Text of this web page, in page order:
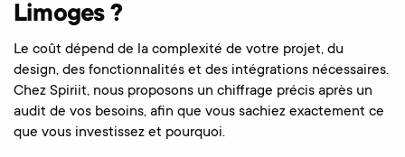
Limoges ?
Le coût dépend de la complexité de votre projet, du
design, des fonctionnalités et des intégrations nécessaires.
Chez Spiriit, nous proposons un chiffrage précis après un
audit de vos besoins, afin que vous sachiez exactement ce
que vous investissez et pourquoi.